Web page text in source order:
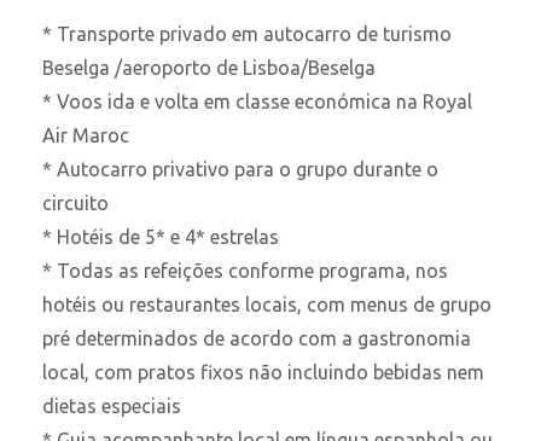
* Transporte privado em autocarro de turismo
Beselga /aeroporto de Lisboa/Beselga
* Voos ida e volta em classe económica na Royal
Air Maroc
* Autocarro privativo para o grupo durante o
circuito
* Hotéis de 5* e 4* estrelas
* Todas as refeições conforme programa, nos
hotéis ou restaurantes locais, com menus de grupo
pré determinados de acordo com a gastronomia
local, com pratos fixos não incluindo bebidas nem
dietas especiais